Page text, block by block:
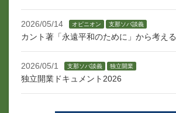
2026/05/14 オピニオン 支那ソバ談義
カント著「永遠平和のために」から考える
2026/05/1 支那ソバ談義 独立開業
独立開業ドキュメント2026